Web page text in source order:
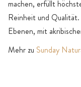
machen, erfüllt
Reinheit und
Ebenen, mit
Mehr zu Sunday